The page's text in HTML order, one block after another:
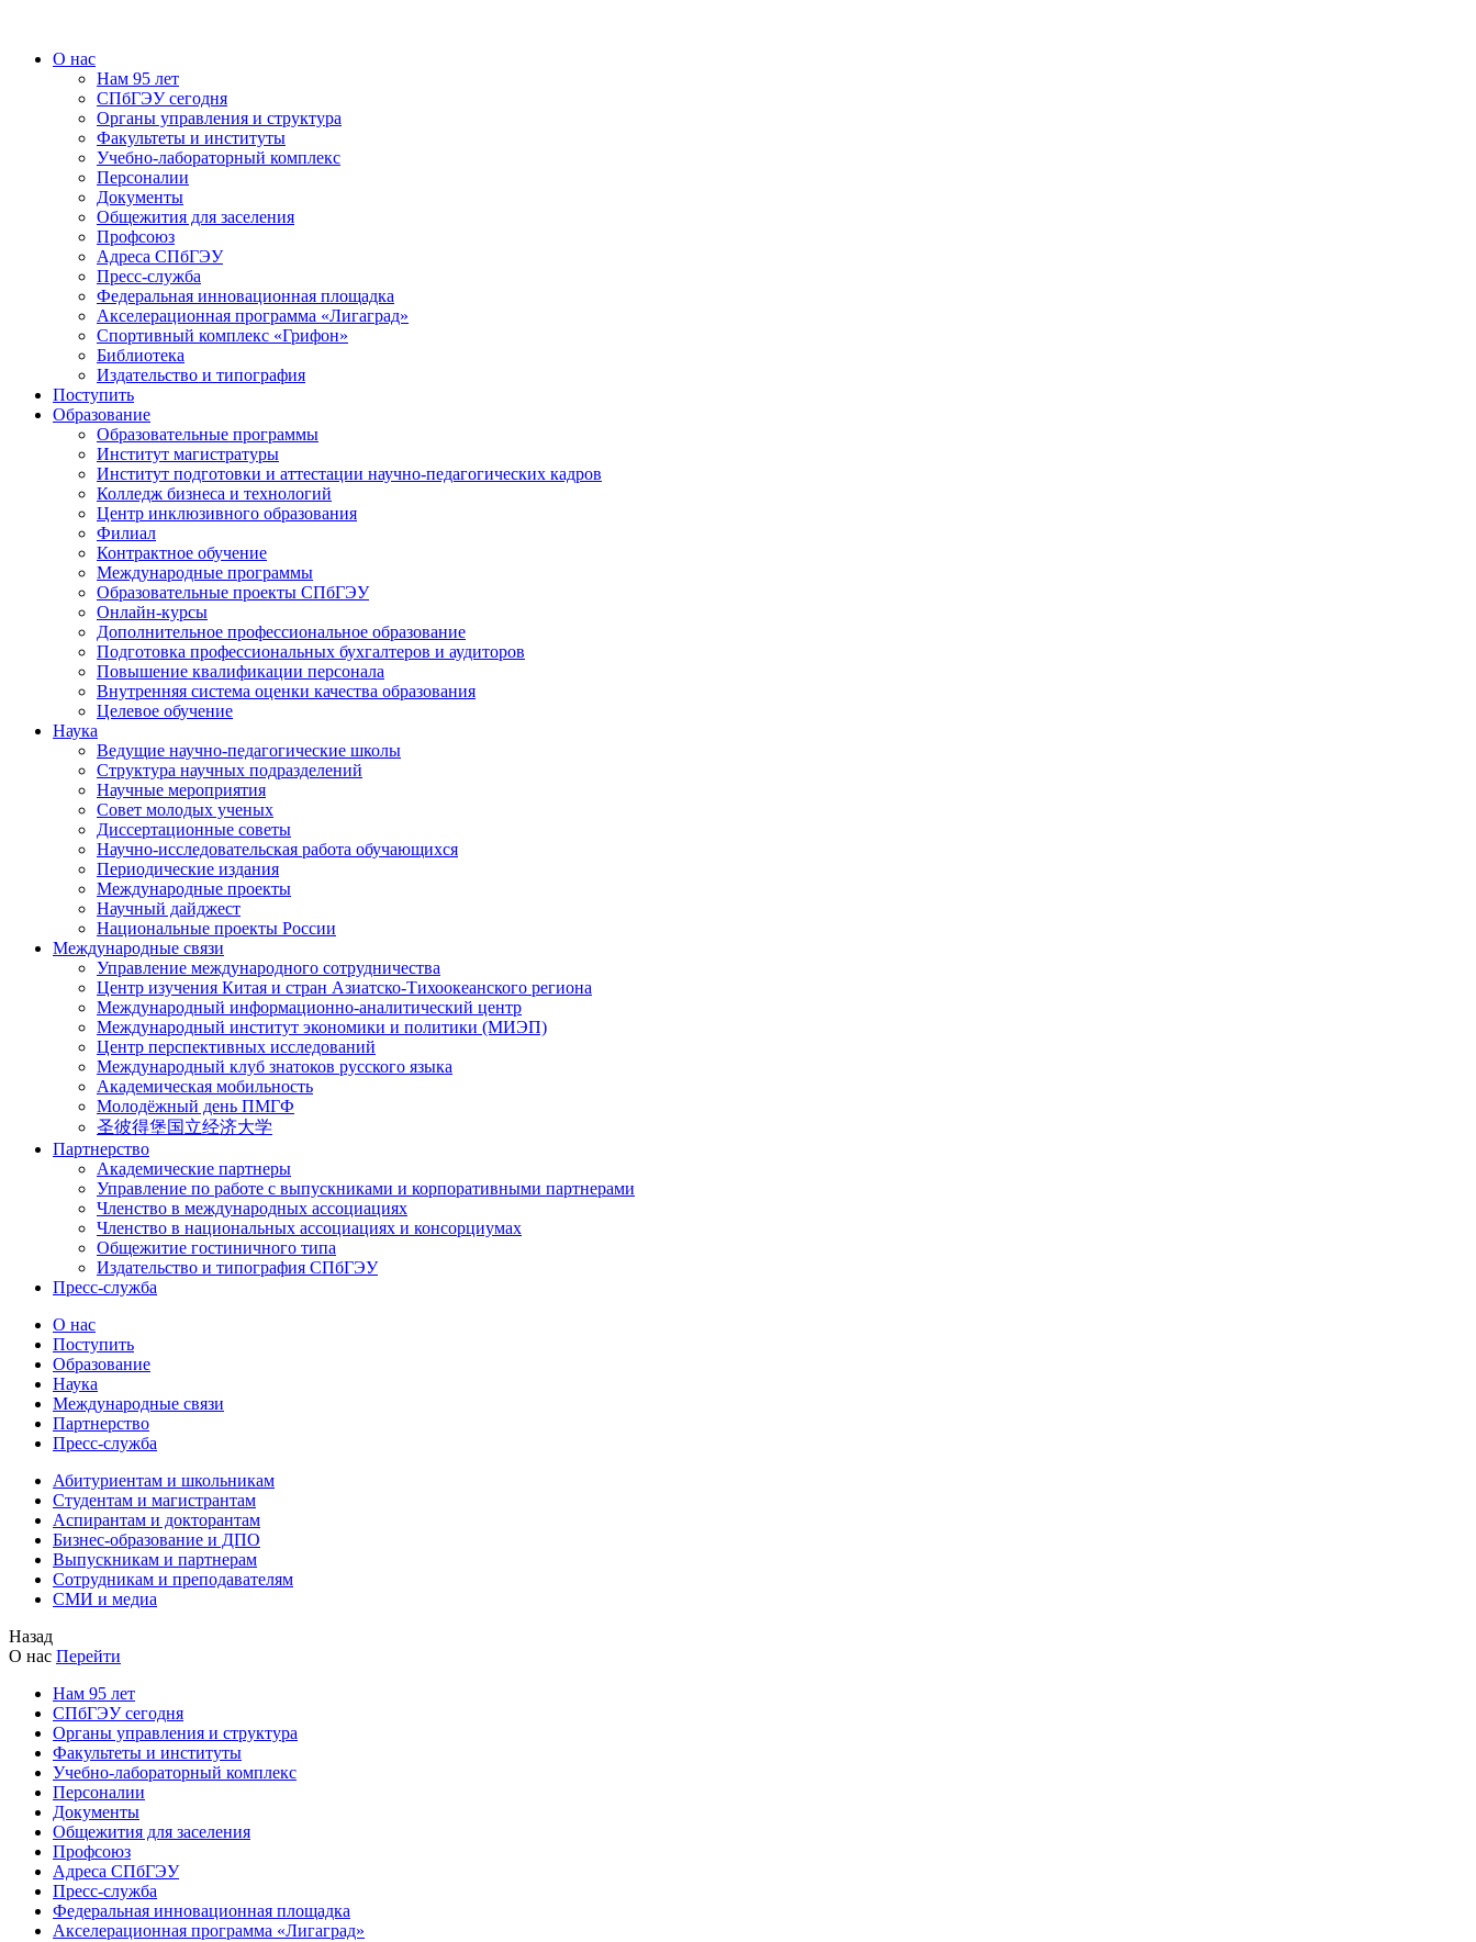
О нас
Нам 95 лет
СПбГЭУ сегодня
Органы управления и структура
Факультеты и институты
Учебно-лабораторный комплекс
Персоналии
Документы
Общежития для заселения
Профсоюз
Адреса СПбГЭУ
Пресс-служба
Федеральная инновационная площадка
Акселерационная программа «Лигаград»­­
Спортивный комплекс «Грифон»
Библиотека
Издательство и типография
Поступить
Образование
Образовательные программы
Институт магистратуры
Институт подготовки и аттестации научно-педагогических кадров
Колледж бизнеса и технологий
Центр инклюзивного образования
Филиал
Контрактное обучение
Международные программы
Образовательные проекты СПбГЭУ
Онлайн-курсы
Дополнительное профессиональное образование
Подготовка профессиональных бухгалтеров и аудиторов
Повышение квалификации персонала
Внутренняя система оценки качества образования
Целевое обучение
Наука
Ведущие научно-педагогические школы
Структура научных подразделений
Научные мероприятия
Совет молодых ученых
Диссертационные советы
Научно-исследовательская работа обучающихся
Периодические издания
Международные проекты
Научный дайджест
Национальные проекты России
Международные связи
Управление международного сотрудничества
Центр изучения Китая и стран Азиатско-Тихоокеанского региона
Международный информационно-аналитический центр
Международный институт экономики и политики (МИЭП)
Центр перспективных исследований
Международный клуб знатоков русского языка
Академическая мобильность
Молодёжный день ПМГФ
圣彼得堡国立经济大学
Партнерство
Академические партнеры
Управление по работе с выпускниками и корпоративными партнерами
Членство в международных ассоциациях
Членство в национальных ассоциациях и консорциумах
Общежитие гостиничного типа
Издательство и типография СПбГЭУ
Пресс-служба
О нас
Поступить
Образование
Наука
Международные связи
Партнерство
Пресс-служба
Абитуриентам и школьникам
Студентам и магистрантам
Аспирантам и докторантам
Бизнес-образование и ДПО
Выпускникам и партнерам
Сотрудникам и преподавателям
СМИ и медиа
Назад
О нас Перейти
Нам 95 лет
СПбГЭУ сегодня
Органы управления и структура
Факультеты и институты
Учебно-лабораторный комплекс
Персоналии
Документы
Общежития для заселения
Профсоюз
Адреса СПбГЭУ
Пресс-служба
Федеральная инновационная площадка
Акселерационная программа «Лигаград»­­